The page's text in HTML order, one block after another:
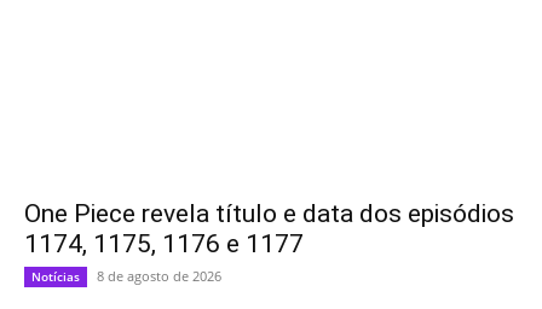
One Piece revela título e data dos episódios
1174, 1175, 1176 e 1177
Notícias 8 de agosto de 2026